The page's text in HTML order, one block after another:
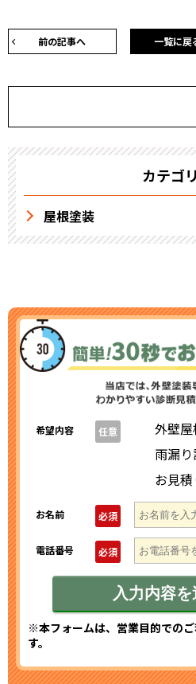
前の記事へ 一覧に戻
カテゴ
屋根塗装
希望内容 任意
外壁
雨漏
お見
お名前 必須
電話番号 必須
※本フォームは、営業目的での
す。